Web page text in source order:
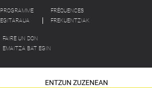
PROGRAMME
EGITARAUA
FRÉQUENCES
FREKUENTZIAK
FAIRE UN DON
EMAITZA BAT EGIN
ENTZUN ZUZENEAN